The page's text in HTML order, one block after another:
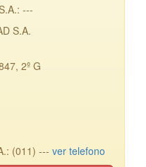
---
S.A.
2º G
(011) --- ver telefono